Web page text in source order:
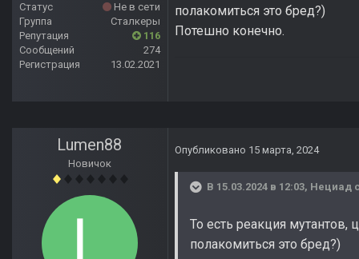
Статус
Не в сети
Группа
Сталкеры
Репутация
116
Сообщений
274
Регистрация
13.02.2021
полакомиться это бред?)
Потешно конечно.
Lumen88
Новичок
Опубликовано 15 марта, 2024
В 15.03.2024 в 12:03, Нециад
То есть реакция
полакомиться это бред?)